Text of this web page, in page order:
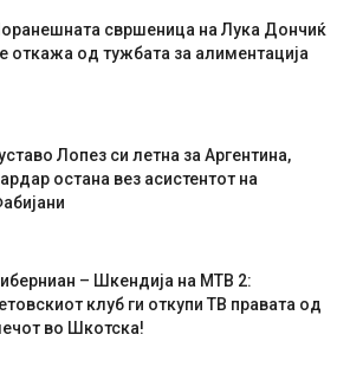
свршеница на Лука Дончиќ
откажа од тужбата за алиментација
Лопез си летна за Аргентина,
остана вез асистентот на
– Шкендија на МТВ 2:
клуб ги откупи ТВ правата од
во Шкотска!